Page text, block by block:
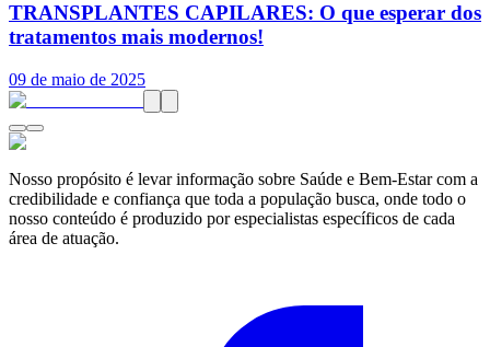
TRANSPLANTES CAPILARES: O que esperar dos
tratamentos mais modernos!
09 de maio de 2025
Nosso propósito é levar informação sobre Saúde e Bem-Estar com a
credibilidade e confiança que toda a população busca, onde todo o
nosso conteúdo é produzido por especialistas específicos de cada
área de atuação.